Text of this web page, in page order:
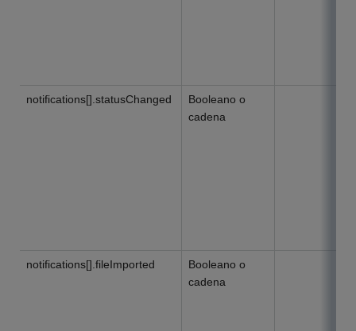
notifications[].statusChanged
Booleano o
cadena
notifications[].fileImported
Booleano o
cadena